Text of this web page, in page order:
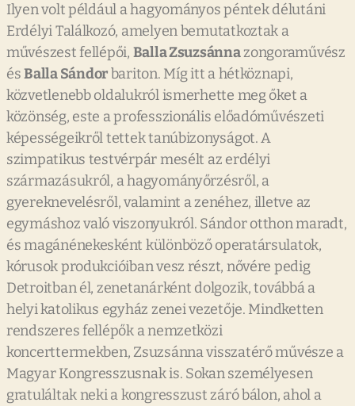
Ilyen volt például a hagyományos péntek délutáni
Erdélyi Találkozó, amelyen bemutatkoztak a
művészest fellépői, Balla Zsuzsánnazongoraművész
ésBalla Sándorbariton. Míg itt a hétköznapi,
közvetlenebb oldalukról ismerhette meg őket a
közönség, este a professzionális előadóművészeti
képességeikről tettek tanúbizonyságot. A
szimpatikus testvérpár mesélt az erdélyi
származásukról, a hagyományőrzésről, a
gyereknevelésről, valamint a zenéhez, illetve az
egymáshoz való viszonyukról. Sándor otthon maradt,
és magánénekesként különböző operatársulatok,
kórusok produkcióiban vesz részt, nővére pedig
Detroitban él, zenetanárként dolgozik, továbbá a
helyi katolikus egyház zenei vezetője. Mindketten
rendszeres fellépők a nemzetközi
koncerttermekben, Zsuzsánna visszatérő művésze a
Magyar Kongresszusnak is. Sokan személyesen
gratuláltak neki a kongresszust záró bálon, ahol a